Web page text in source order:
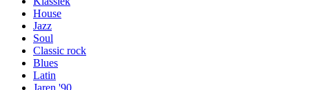
House
Jazz
Soul
Classic rock
Blues
Latin